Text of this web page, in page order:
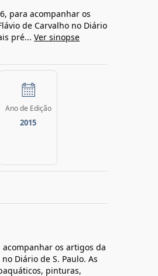
para acompanhar os
de Carvalho no Diário
pré... Ver sinopse
Ano de Edição
2015
os artigos da
Diário de S. Paulo. As
pinturas,